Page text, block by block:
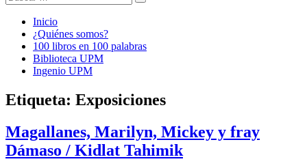
Inicio
¿Quiénes somos?
100 libros en 100 palabras
Biblioteca UPM
Ingenio UPM
Etiqueta: Exposiciones
Magallanes, Marilyn, Mickey y fray
Dámaso / Kidlat Tahimik